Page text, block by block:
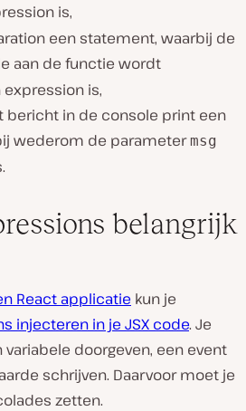
is,
een statement, waarbij de
aan de functie wordt
is,
bericht in de console print een
wederom de parametermsg
belangrijk
React applicatie kun je
injecteren in je JSX code. Je
doorgeven, een event
schrijven. Daarvoor moet je
zetten.